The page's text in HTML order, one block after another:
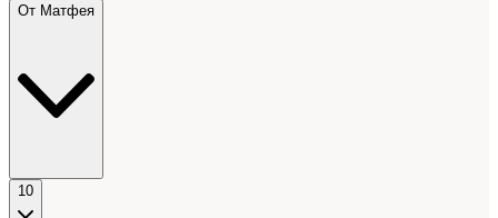
От Матфея
10